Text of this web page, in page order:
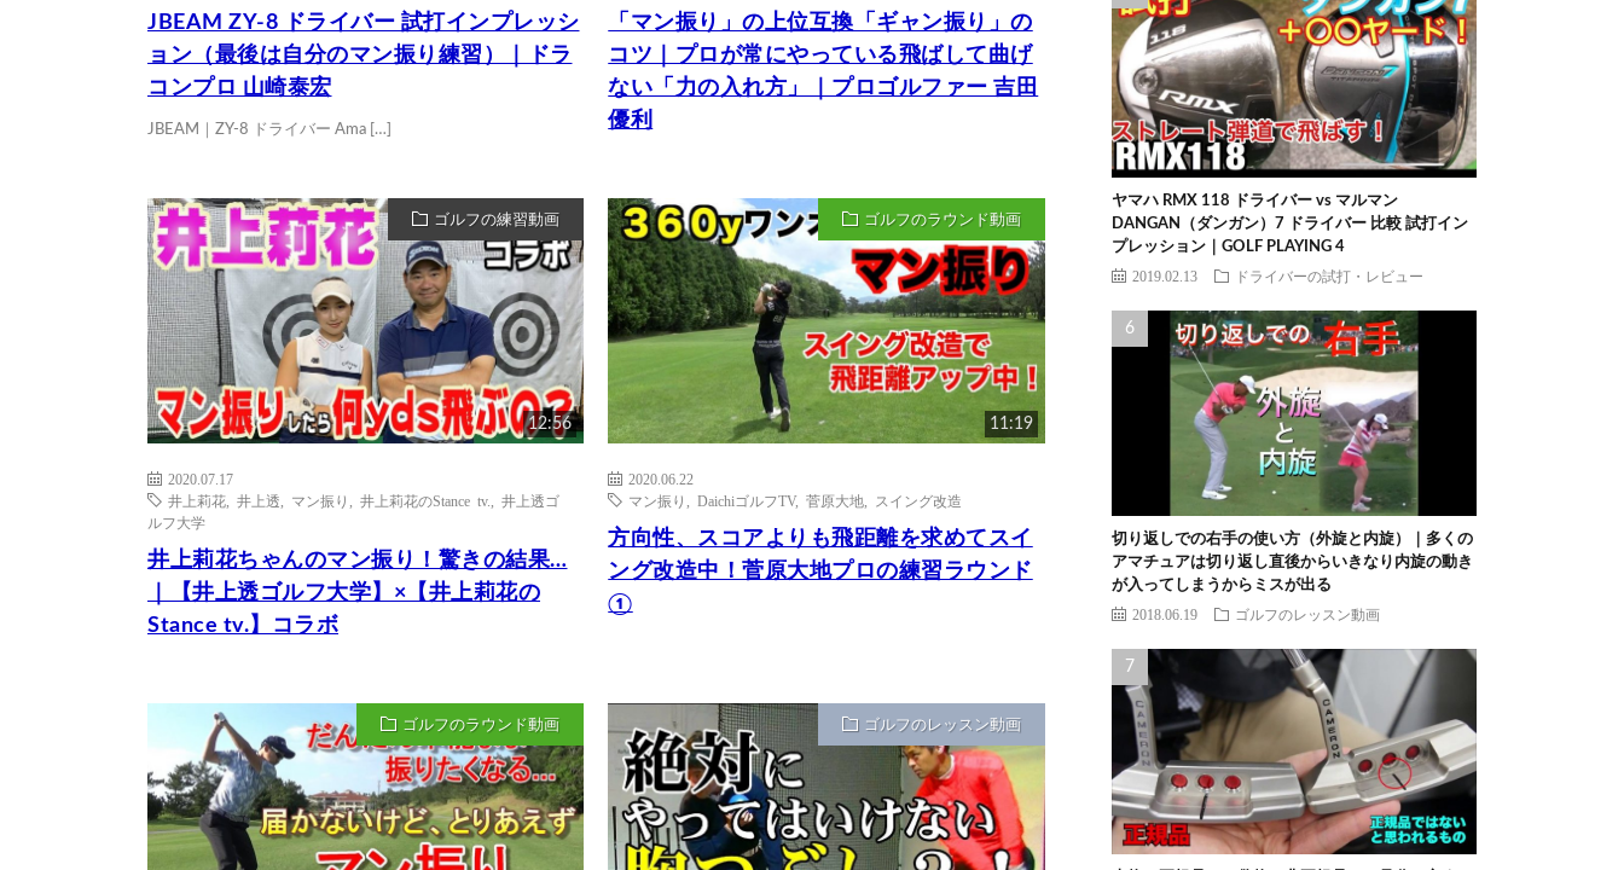
JBEAM ZY-8 ドライバー 試打インプレッシ
ョン（最後は自分のマン振り練習）｜ドラ
コンプロ 山崎泰宏
JBEAM｜ZY-8 ドライバー Ama […]
「マン振り」の上位互換「ギャン振り」の
コツ｜プロが常にやっている飛ばして曲げ
ない「力の入れ方」｜プロゴルファー 吉田
優利
ゴルフの練習動画
12:56
2020.07.17
井上莉花
井上透 マン振り 井上莉花のStance tv.
井上透ゴ
ルフ大学
井上莉花ちゃんのマン振り！驚きの結果…
｜【井上透ゴルフ大学】×【井上莉花の
Stance tv.】コラボ
ゴルフのラウンド動画
11:19
2020.06.22
マン振り
,DaichiゴルフTV,菅原大地 スイング改造
方向性、スコアよりも飛距離を求めてスイ
ング改造中！菅原大地プロの練習ラウンド
①
ゴルフのラウンド動画 ゴルフのレッスン動画
ヤマハ RMX 118 ドライバー vs マルマン
DANGAN（ダンガン）7 ドライバー 比較 試打イン
プレッション｜GOLF PLAYING 4
2019.02.13 ドライバーの試打・レビュー
切り返しでの右手の使い方（外旋と内旋）｜多くの
アマチュアは切り返し直後からいきなり内旋の動き
が入ってしまうからミスが出る
2018.06.19 ゴルフのレッスン動画